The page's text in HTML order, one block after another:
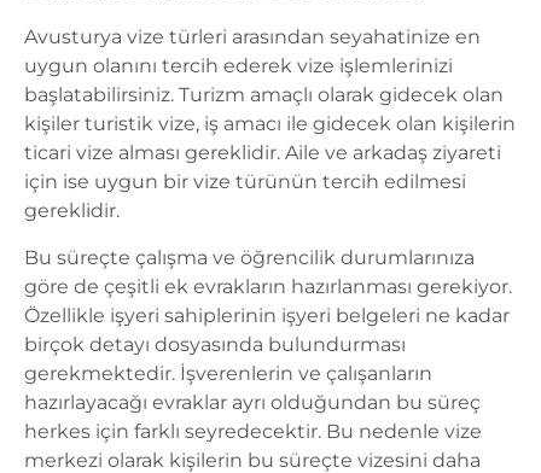
Avusturya vize türleri arasından seyahatinize en
uygun olanını tercih ederek vize işlemlerinizi
başlatabilirsiniz. Turizm amaçlı olarak gidecek olan
kişiler turistik vize, iş amacı ile gidecek olan kişilerin
ticari vize alması gereklidir. Aile ve arkadaş ziyareti
için ise uygun bir vize türünün tercih edilmesi
gereklidir.
Bu süreçte çalışma ve öğrencilik durumlarınıza
göre de çeşitli ek evrakların hazırlanması gerekiyor.
Özellikle işyeri sahiplerinin işyeri belgeleri ne kadar
birçok detayı dosyasında bulundurması
gerekmektedir. İşverenlerin ve çalışanların
hazırlayacağı evraklar ayrı olduğundan bu süreç
herkes için farklı seyredecektir. Bu nedenle vize
merkezi olarak kişilerin bu süreçte vizesini daha